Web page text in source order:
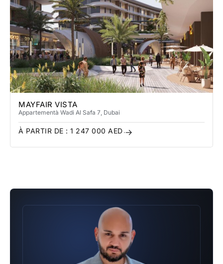
MAYFAIR VISTA
Appartementà Wadi Al Safa 7 , Dubai
À PARTIR DE : 1 247 000 AED